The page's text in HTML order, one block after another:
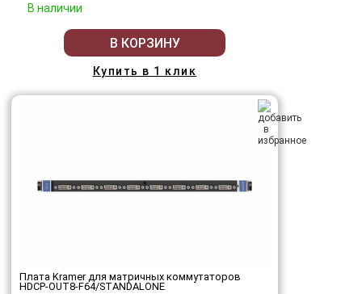
В наличии
В КОРЗИНУ
Купить в 1 клик
Плата Kramer для матричных коммутаторов
HDCP-OUT8-F64/STANDALONE